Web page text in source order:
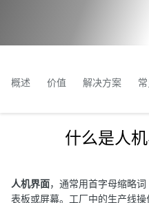
概述 价值 解决方案
什么是人机
人机界面，通常用首字母缩略词
表板或屏幕。工厂中的生产线